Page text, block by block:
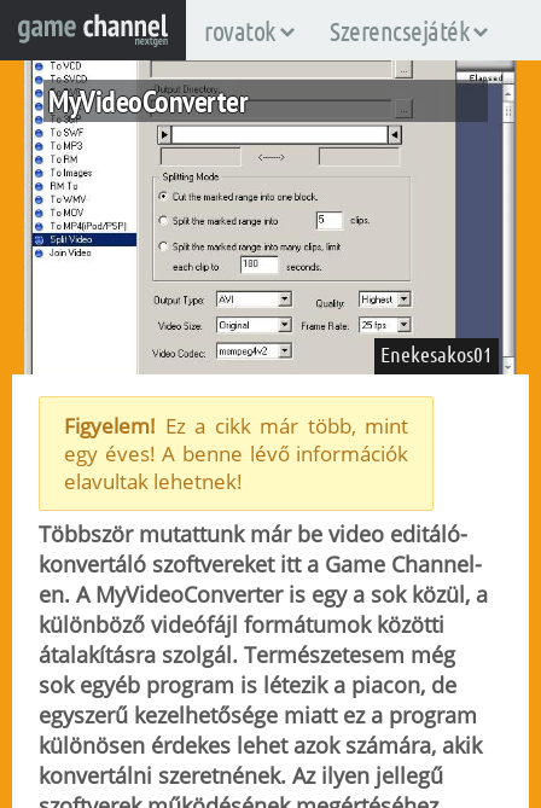
rovatok Szerencsejáték
MyVideoConverter
Enekesakos01
Figyelem! Ez a cikk már több, mint
egy éves! A benne lévő információk
elavultak lehetnek!
Többször mutattunk már be video editáló-
konvertáló szoftvereket itt a Game Channel-
en. A MyVideoConverter is egy a sok közül, a
különböző videófájl formátumok közötti
átalakításra szolgál. Természetesem még
sok egyéb program is létezik a piacon, de
egyszerű kezelhetősége miatt ez a program
különösen érdekes lehet azok számára, akik
konvertálni szeretnének. Az ilyen jellegű